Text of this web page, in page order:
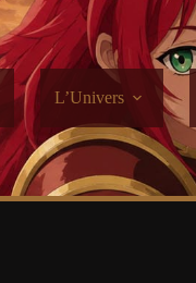
L’Univers